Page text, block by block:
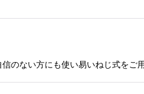
のない方にも使い易いねじ式をご